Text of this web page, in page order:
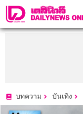
บทความ บันเทิง